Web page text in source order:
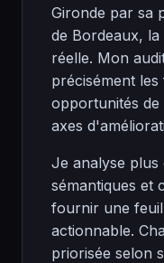
Gironde par sa
de Bordeaux,
réelle. Mon
précisément
opportunités
axes
Je analyse plus
sémantiques et
fournir une
actionnable.
priorisée selon